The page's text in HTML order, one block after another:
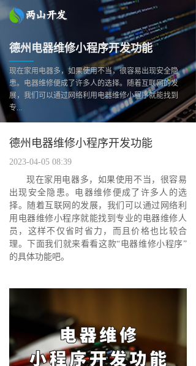
德州电器维修小程序开发功能
现在家用电器多，如果使用不当，很容易出现安全隐
患。电器维修便成了许多人的选择。随着互联网的发
展，我们可以通过网络利用电器维修小程序就能找到
专...
德州电器维修小程序开发功能
2023-04-05 08:39
现在家用电器多，如果使用不当，很容易
出现安全隐患。电器维修便成了许多人的选
择。随着互联网的发展，我们可以通过网络利
用电器维修小程序就能找到专业的电器维修人
员，这样不仅省时省力，而且价格也比较合
理。下面我们就来看看这款“电器维修小程序”
的具体功能吧。